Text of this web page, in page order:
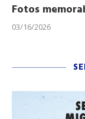
Fotos
03/16/2026